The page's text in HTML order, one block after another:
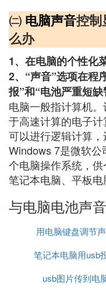
㈡ 电脑声音控
么办
1、在电脑的个性化
2、“声音”选项在程
报”和“电池严重短缺
电脑一般指计算机
于高速计算的电子
可以进行逻辑计算，
Windows 7是微软
个电脑操作系统，
笔记本电脑、平板电
与电脑电池声
用电脑键盘调节
小
笔记本电脑用usb
电视
usb图片传到电